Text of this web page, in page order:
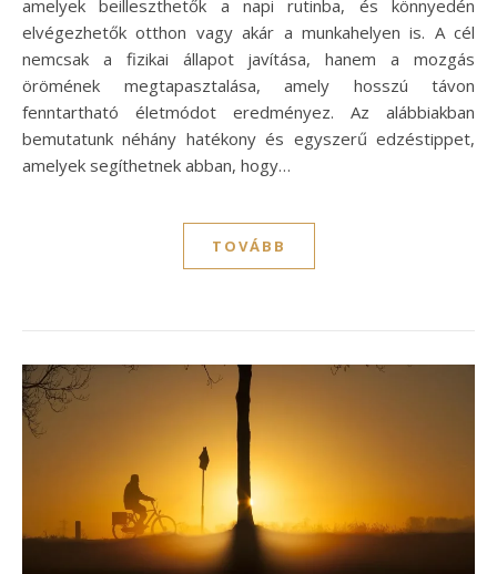
amelyek beilleszthetők a napi rutinba, és könnyedén
elvégezhetők otthon vagy akár a munkahelyen is. A cél
nemcsak a fizikai állapot javítása, hanem a mozgás
örömének megtapasztalása, amely hosszú távon
fenntartható életmódot eredményez. Az alábbiakban
bemutatunk néhány hatékony és egyszerű edzéstippet,
amelyek segíthetnek abban, hogy…
TOVÁBB